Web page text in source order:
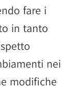
fare i
in tanto
nei
modifiche